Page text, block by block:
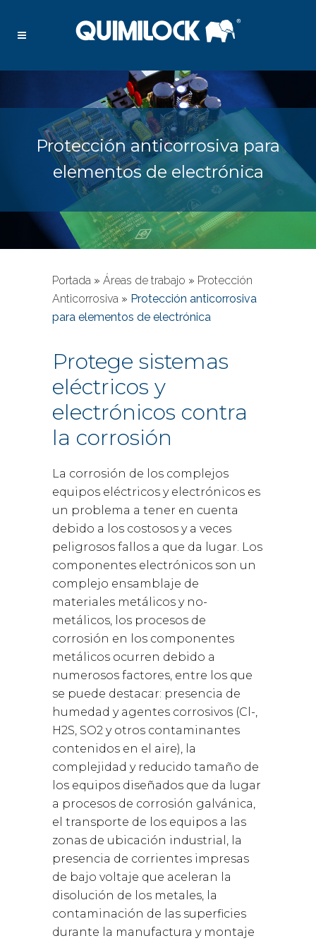
Protección anticorrosiva para
elementos de electrónica
Portada » Áreas de trabajo » Protección
Anticorrosiva » Protección anticorrosiva
para elementos de electrónica
Protege sistemas
eléctricos y
electrónicos contra
la corrosión
La corrosión de los complejos
equipos eléctricos y electrónicos es
un problema a tener en cuenta
debido a los costosos y a veces
peligrosos fallos a que da lugar. Los
componentes electrónicos son un
complejo ensamblaje de
materiales metálicos y no-
metálicos, los procesos de
corrosión en los componentes
metálicos ocurren debido a
numerosos factores, entre los que
se puede destacar: presencia de
humedad y agentes corrosivos (Cl-,
H2S, SO2 y otros contaminantes
contenidos en el aire), la
complejidad y reducido tamaño de
los equipos diseñados que da lugar
a procesos de corrosión galvánica,
el transporte de los equipos a las
zonas de ubicación industrial, la
presencia de corrientes impresas
de bajo voltaje que aceleran la
disolución de los metales, la
contaminación de las superficies
durante la manufactura y montaje